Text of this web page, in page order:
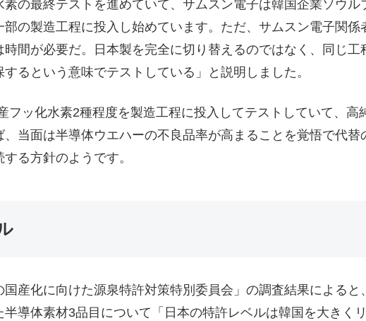
の最終テストを進めていて、サムスン電子は韓国企業ソウル
の製造工程に投入し始めています。ただ、サムスン電子関係
時間が必要だ。日本製を完全に切り替えるのではなく、同じ工
るという意味でテストしている」と説明しました。
フッ化水素2種程度を製造工程に投入してテストしていて、高
当面は半導体ウエハーの不良品率が高まることを覚悟で代替
る方針のようです。
産化に向けた源泉特許対策特別委員会」の調査結果によると
導体素材3品目について「日本の特許レベルは韓国を大きく